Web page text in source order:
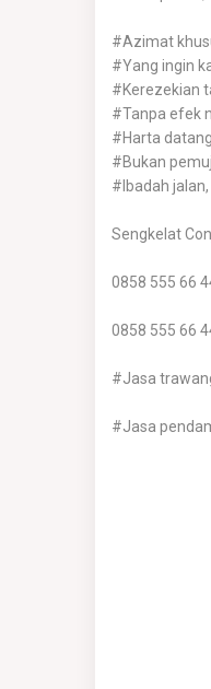
#Azimat
#Yang ingin
#Kerezekian
#Tanpa efek
#Harta datang
#Bukan
#Ibadah jalan,
Sengkelat
0858 555 66
0858 555 66
#Jasa
#Jasa